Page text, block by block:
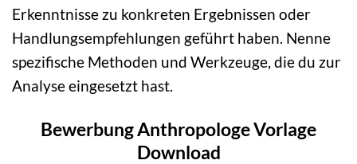
Erkenntnisse zu konkreten Ergebnissen oder
Handlungsempfehlungen geführt haben. Nenne
spezifische Methoden und Werkzeuge, die du zur
Analyse eingesetzt hast.
Bewerbung Anthropologe Vorlage
Download